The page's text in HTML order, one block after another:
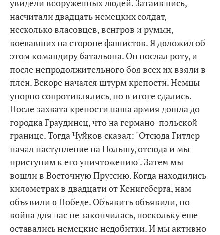
увидели вооруженных людей. Затаившись,
насчитали двадцать немецких солдат,
несколько власовцев, венгров и румын,
воевавших на стороне фашистов. Я доложил об
этом командиру батальона. Он послал роту, и
после непродолжительного боя всех их взяли в
плен. Вскоре начался штурм крепости. Немцы
упорно сопротивлялись, но в итоге сдались.
После захвата крепости наша армия дошла до
городка Граудинец, что на германо-польской
границе. Тогда Чуйков сказал: "Отсюда Гитлер
начал наступление на Польшу, отсюда и мы
приступим к его уничтожению". Затем мы
вошли в Восточную Пруссию. Когда находились
километрах в двадцати от Кенигсберга, нам
объявили о Победе. Объявить объявили, но
война для нас не закончилась, поскольку еще
оставались немецкие недобитки. И мы активно